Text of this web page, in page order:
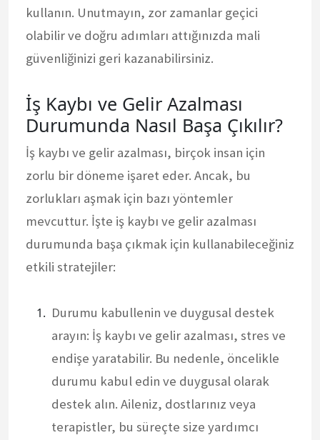
kullanın. Unutmayın, zor zamanlar geçici
olabilir ve doğru adımları attığınızda mali
güvenliğinizi geri kazanabilirsiniz.
İş Kaybı ve Gelir Azalması
Durumunda Nasıl Başa Çıkılır?
İş kaybı ve gelir azalması, birçok insan için
zorlu bir döneme işaret eder. Ancak, bu
zorlukları aşmak için bazı yöntemler
mevcuttur. İşte iş kaybı ve gelir azalması
durumunda başa çıkmak için kullanabileceğiniz
etkili stratejiler:
Durumu kabullenin ve duygusal destek
arayın: İş kaybı ve gelir azalması, stres ve
endişe yaratabilir. Bu nedenle, öncelikle
durumu kabul edin ve duygusal olarak
destek alın. Aileniz, dostlarınız veya
terapistler, bu süreçte size yardımcı